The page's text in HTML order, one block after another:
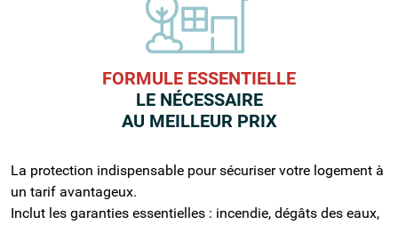
FORMULE ESSENTIELLE
LE NÉCESSAIRE
AU MEILLEUR PRIX
La protection indispensable pour sécuriser votre logement à
un tarif avantageux.
Inclut les garanties essentielles : incendie, dégâts des eaux,